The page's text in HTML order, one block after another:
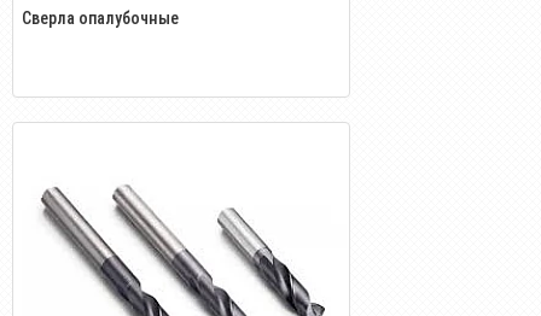
Сверла опалубочные